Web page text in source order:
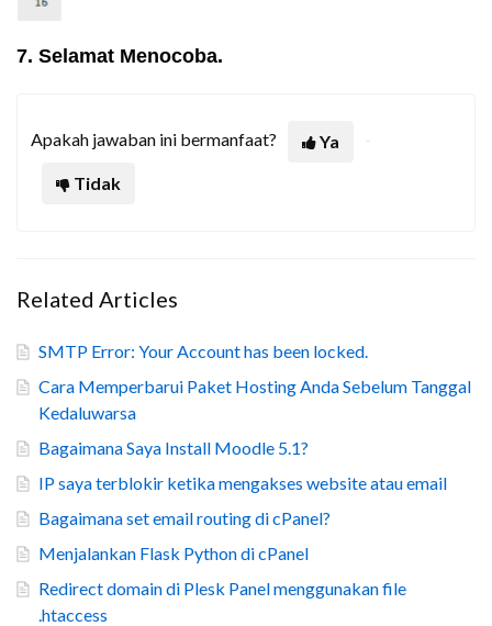
7. Selamat Menocoba.
Apakah jawaban ini bermanfaat?
Ya
Tidak
Related Articles
SMTP Error: Your Account has been locked.
Cara Memperbarui Paket Hosting Anda Sebelum Tanggal
Kedaluwarsa
Bagaimana Saya Install Moodle 5.1?
IP saya terblokir ketika mengakses website atau email
Bagaimana set email routing di cPanel?
Menjalankan Flask Python di cPanel
Redirect domain di Plesk Panel menggunakan file
.htaccess